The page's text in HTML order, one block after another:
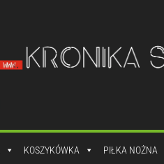
KOSZYKÓWKA PIŁKA NOŻNA